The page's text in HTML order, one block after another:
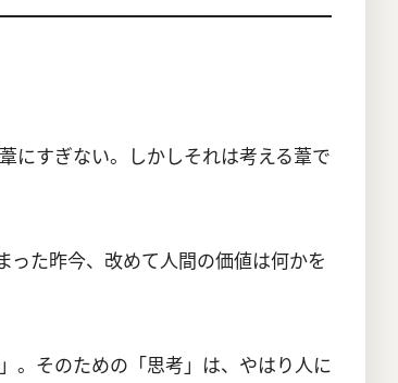
にすぎない。しかしそれは考える葦で
った昨今、改めて人間の価値は何かを
。そのための「思考」は、やはり人に